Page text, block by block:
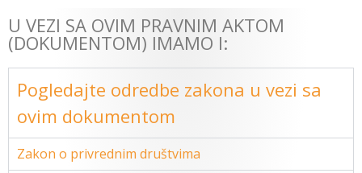
U VEZI SA OVIM PRAVNIM AKTOM
(DOKUMENTOM) IMAMO I:
Pogledajte odredbe zakona u vezi sa
ovim dokumentom
Zakon o privrednim društvima